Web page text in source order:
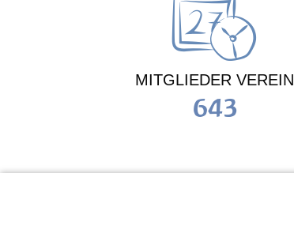
MITGLIEDER VEREIN
643